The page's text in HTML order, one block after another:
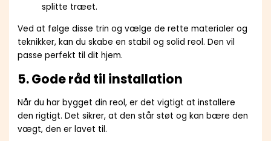
splitte træet.
Ved at følge disse trin og vælge de rette materialer og
teknikker, kan du skabe en stabil og solid reol. Den vil
passe perfekt til dit hjem.
5. Gode råd til installation
Når du har bygget din reol, er det vigtigt at installere
den rigtigt. Det sikrer, at den står støt og kan bære den
vægt, den er lavet til.